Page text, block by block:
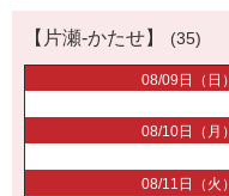
【片瀬-かたせ】 (35)
08/09日（日）
08/10日（月）
08/11日（火）